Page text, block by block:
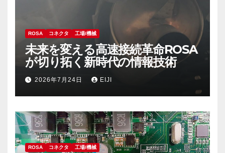
ROSA コネクタ 工場/機械
未来を変える高速接続革命ROSA
が切り拓く新時代の情報技術
2026年7月24日 EIJI
ROSA コネクタ 工場/機械